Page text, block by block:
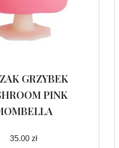
GRZYBEK
PINK
35.00 zł